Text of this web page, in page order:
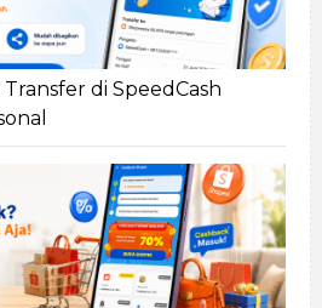
di SpeedCash